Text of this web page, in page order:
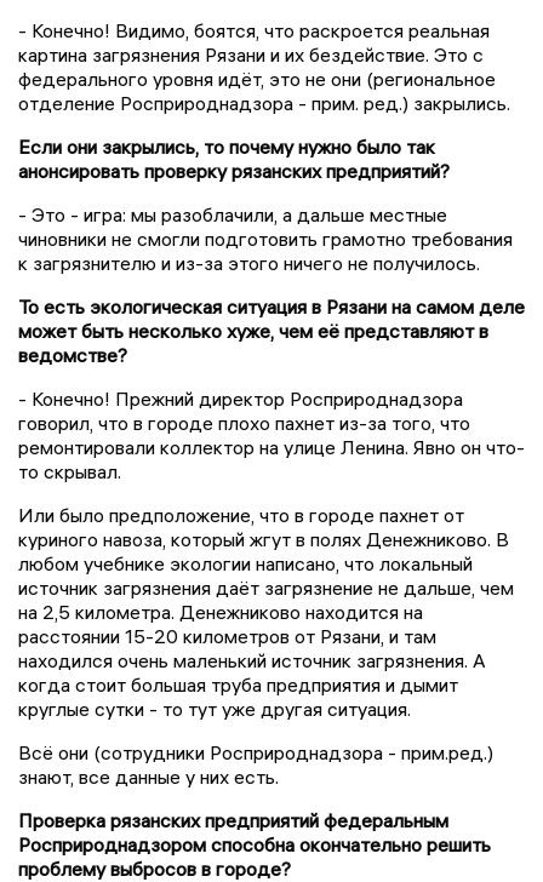
- Конечно! Видимо, боятся, что раскроется реальная
картина загрязнения Рязани и их бездействие. Это с
федерального уровня идёт, это не они (региональное
отделение Росприроднадзора - прим. ред.) закрылись.
Если они закрылись, то почему нужно было так
анонсировать проверку рязанских предприятий?
- Это - игра: мы разоблачили, а дальше местные
чиновники не смогли подготовить грамотно требования
к загрязнителю и из-за этого ничего не получилось.
То есть экологическая ситуация в Рязани на самом деле
может быть несколько хуже, чем её представляют в
ведомстве?
- Конечно! Прежний директор Росприроднадзора
говорил, что в городе плохо пахнет из-за того, что
ремонтировали коллектор на улице Ленина. Явно он что-
то скрывал.
Или было предположение, что в городе пахнет от
куриного навоза, который жгут в полях Денежниково. В
любом учебнике экологии написано, что локальный
источник загрязнения даёт загрязнение не дальше, чем
на 2,5 километра. Денежниково находится на
расстоянии 15-20 километров от Рязани, и там
находился очень маленький источник загрязнения. А
когда стоит большая труба предприятия и дымит
круглые сутки - то тут уже другая ситуация.
Всё они (сотрудники Росприроднадзора - прим.ред.)
знают, все данные у них есть.
Проверка рязанских предприятий федеральным
Росприроднадзором способна окончательно решить
проблему выбросов в городе?